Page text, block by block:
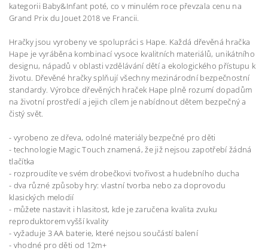
kategorii Baby&Infant poté, co v minulém roce převzala cenu na
Grand Prix du Jouet 2018 ve Francii.
Hračky jsou vyrobeny ve spolupráci s Hape. Každá dřevěná hračka
Hape je vyráběna kombinací vysoce kvalitních materiálů, unikátního
designu, nápadů v oblasti vzdělávání dětí a ekologického přístupu k
životu. Dřevěné hračky splňují všechny mezinárodní bezpečnostní
standardy. Výrobce dřevěných hraček Hape plně rozumí dopadům
na životní prostředí a jejich cílem je nabídnout dětem bezpečný a
čistý svět.
- vyrobeno ze dřeva, odolné materiály bezpečné pro děti
- technologie Magic Touch znamená, že již nejsou zapotřebí žádná
tlačítka
- rozproudíte ve svém drobečkovi tvořivost a hudebního ducha
- dva různé způsoby hry: vlastní tvorba nebo za doprovodu
klasických melodií
- můžete nastavit i hlasitost, kde je zaručena kvalita zvuku
reproduktorem vyšší kvality
- vyžaduje 3 AA baterie, které nejsou součástí balení
- vhodné pro děti od 12m+